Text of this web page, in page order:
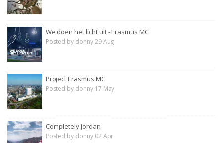
We doen het licht uit - Erasmus MC
Posted by donny 29 Aug
Project Erasmus MC
Posted by donny 17 May
Completely Jordan
Posted by donny 02 Apr